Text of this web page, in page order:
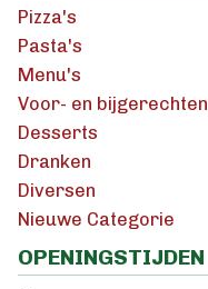
Pizza's
Pasta's
Menu's
Voor- en bijgerechten
Desserts
Dranken
Diversen
Nieuwe Categorie
OPENINGSTIJDEN